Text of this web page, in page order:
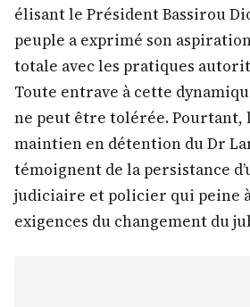
élisant le Président Bassirou
peuple a exprimé son
totale avec les pratiques
Toute entrave à cette
ne peut être tolérée. Pourtant,
maintien en détention du Dr
témoignent de la persistance
judiciaire et policier qui peine
exigences du changement du